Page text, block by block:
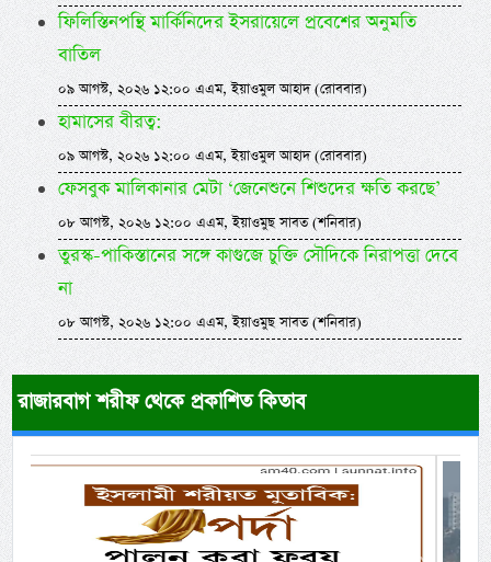
ফিলিস্তিনপন্থি মার্কিনিদের ইসরায়েলে প্রবেশের অনুমতি
বাতিল
০৯ আগস্ট, ২০২৬ ১২:০০ এএম, ইয়াওমুল আহাদ (রোববার)
হামাসের বীরত্ব:
০৯ আগস্ট, ২০২৬ ১২:০০ এএম, ইয়াওমুল আহাদ (রোববার)
ফেসবুক মালিকানার মেটা ‘জেনেশুনে শিশুদের ক্ষতি করছে’
০৮ আগস্ট, ২০২৬ ১২:০০ এএম, ইয়াওমুছ সাবত (শনিবার)
তুরস্ক-পাকিস্তানের সঙ্গে কাগুজে চুক্তি সৌদিকে নিরাপত্তা দেবে
না
০৮ আগস্ট, ২০২৬ ১২:০০ এএম, ইয়াওমুছ সাবত (শনিবার)
রাজারবাগ শরীফ থেকে প্রকাশিত কিতাব